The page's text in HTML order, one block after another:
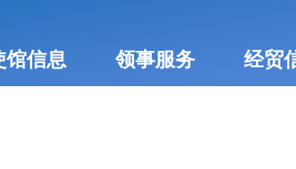
馆信息 领事服务 经贸